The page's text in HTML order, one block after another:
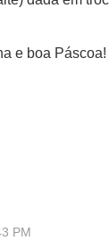
e boa Páscoa!
PM